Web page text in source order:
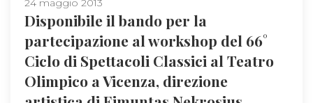
24 maggio 2013
Disponibile il bando per la
partecipazione al workshop del 66°
Ciclo di Spettacoli Classici al Teatro
Olimpico a Vicenza, direzione